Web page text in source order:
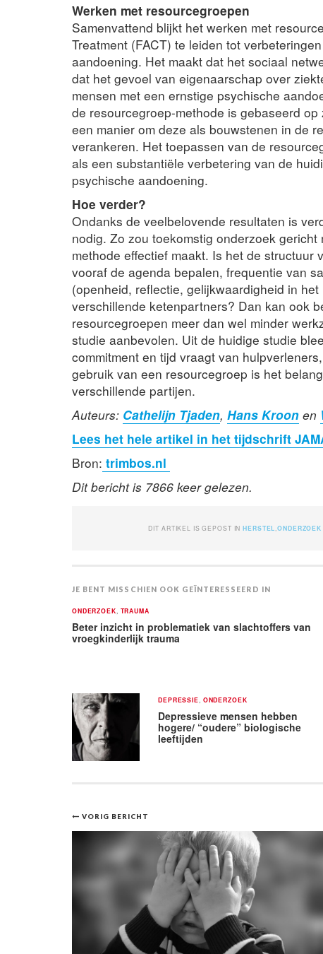
Werken met resourcegroepen
Samenvattend blijkt het werken met
Treatment (FACT) te leiden tot
aandoening. Het maakt dat het sociaal
dat het gevoel van eigenaarschap over
mensen met een ernstige psychische
de resourcegroep-methode is gebaseerd
een manier om deze als bouwstenen in de
verankeren. Het toepassen van de
als een ​​substantiële verbetering van de
psychische aandoening.
Hoe verder?
Ondanks de veelbelovende resultaten is
nodig. Zo zou toekomstig onderzoek
methode effectief maakt. Is het de
vooraf de agenda bepalen, frequentie van
(openheid, reflectie, gelijkwaardigheid in
verschillende ketenpartners? Dan kan ook
resourcegroepen meer dan wel minder
studie aanbevolen. Uit de huidige studie
commitment en tijd vraagt van
gebruik van een resourcegroep is het
verschillende partijen.
Auteurs: Cathelijn Tjaden, Hans Kroon en
Lees het hele artikel in het tijdschrift
Bron: trimbos.nl
Dit bericht is 7866 keer gelezen.
DIT ARTIKEL IS GEPOST INHERSTEL ,ONDERZOEK
JE BENT MISSCHIEN OOK GEÏNTERESSEERD IN
ONDERZOEK TRAUMA
Beter inzicht in problematiek van slachtoffers van
vroegkinderlijk trauma
DEPRESSIE ONDERZOEK
Depressieve mensen hebben
hogere/ “oudere” biologische
leeftijden
Bericht
navigatie
VORIG BERICHT